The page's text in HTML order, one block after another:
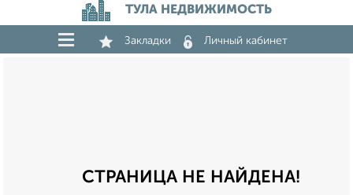
ТУЛА НЕДВИЖИМОСТЬ
Закладки Личный кабинет
СТРАНИЦА НЕ НАЙДЕНА!